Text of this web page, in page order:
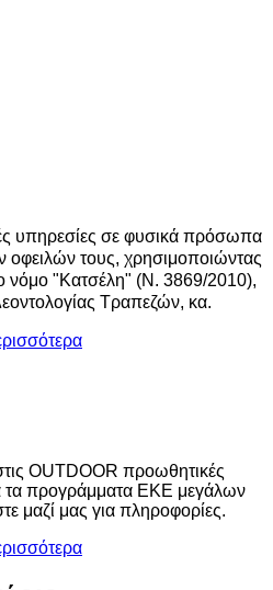
υπηρεσίες σε φυσικά πρόσωπα
οφειλών τους, χρησιμοποιώντας
νόμο "Κατσέλη" (Ν. 3869/2010),
Τραπεζών, κα.
OUTDOOR προωθητικές
τα προγράμματα ΕΚΕ μεγάλων
μαζί μας για πληροφορίες.